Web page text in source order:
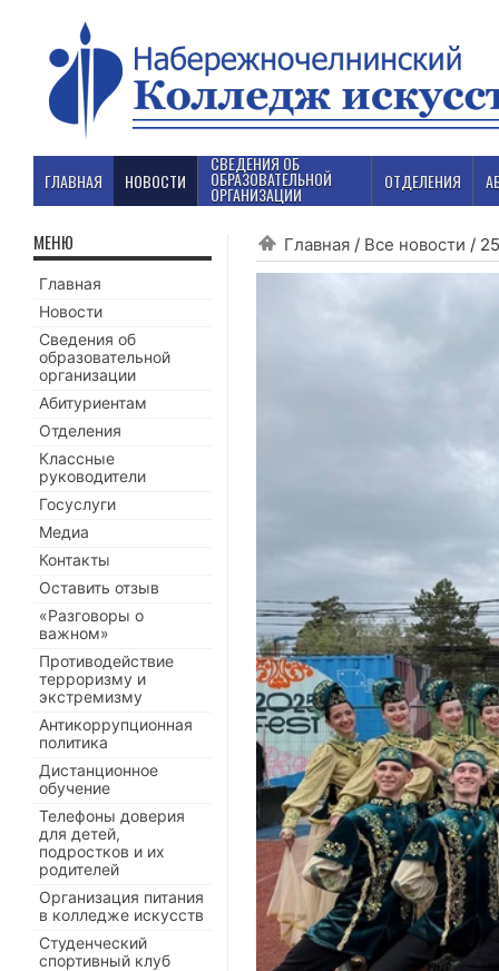
ГЛАВНАЯ НОВОСТИ
СВЕДЕНИЯ ОБ
ОБРАЗОВАТЕЛЬНОЙ
ОРГАНИЗАЦИИ
ОТДЕЛЕНИЯ
Главная / Все новости /
МЕНЮ
Главная
Новости
Сведения об
образовательной
организации
Абитуриентам
Отделения
Классные
руководители
Госуслуги
Медиа
Контакты
Оставить отзыв
«Разговоры о
важном»
Противодействие
терроризму и
экстремизму
Антикоррупционная
политика
Дистанционное
обучение
Телефоны доверия
для детей,
подростков и их
родителей
Организация питания
в колледже искусств
Студенческий
спортивный клуб